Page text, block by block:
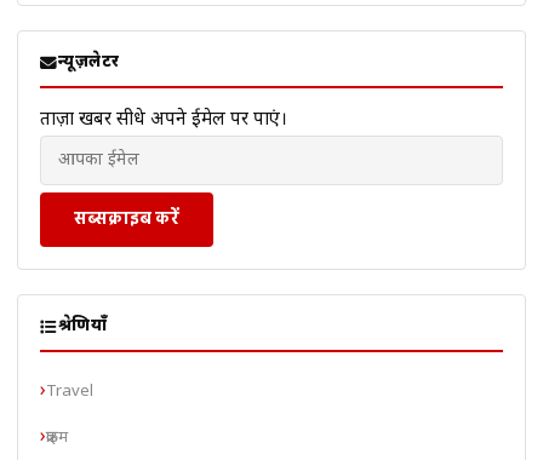
न्यूज़लेटर
ताज़ा खबरें सीधे अपने ईमेल पर पाएं।
सब्सक्राइब करें
श्रेणियाँ
Travel
क्राइम